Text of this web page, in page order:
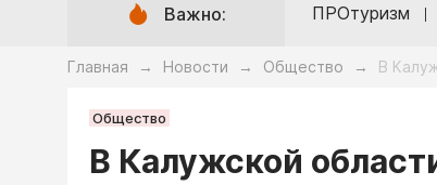
Важно: ПРОтуризм
Главная → Новости → Общество → В
Общество
В Калужской